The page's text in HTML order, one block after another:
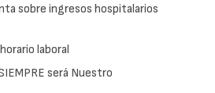
sobre ingresos hospitalarios
laboral
será Nuestro